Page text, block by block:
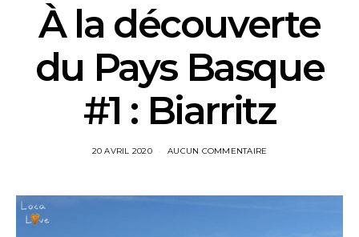
À la découverte
du Pays Basque
#1 : Biarritz
20 AVRIL 2020 AUCUN COMMENTAIRE